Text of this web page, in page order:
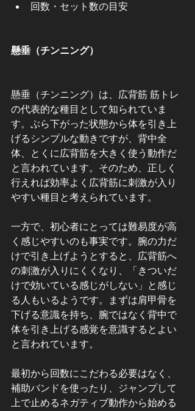
回数・セット数の目安
懸垂（チンニング）
懸垂（チンニング）は、広背筋 筋トレ
の代表的な種目として知られていま
す。ぶら下がった状態から体を引き上
げるシンプルな動きですが、背中全
体、とくに広背筋を大きく使う動作だ
と言われています。そのため、正しく
行えれば効率よく広背筋に刺激が入り
やすい種目と考えられています。
一方で、初心者にとっては難易度が高
く感じやすいのも事実です。腕の力だ
けで引き上げようとすると、広背筋へ
の刺激が入りにくくなり、「きついだ
けで効いている感じがしない」と感じ
る人もいるようです。まずは肩甲骨を
下げる意識を持ち、腕ではなく背中で
体を引き上げる感覚を意識するとよい
と言われています。
最初から回数にこだわる必要はなく、
補助バンドを使ったり、ジャンプして
上で止めるネガティブ動作から始める